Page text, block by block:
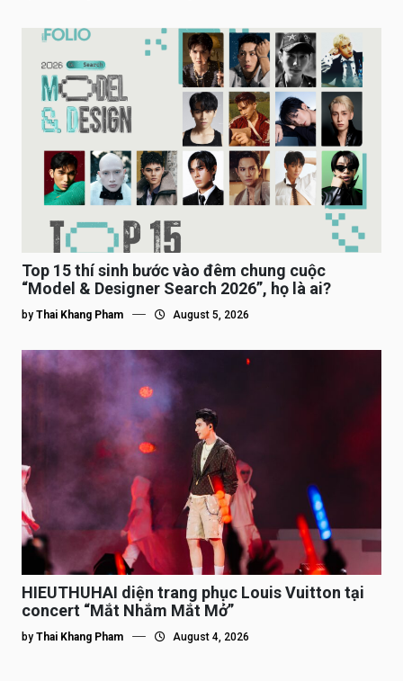
Top 15 thí sinh bước vào đêm chung cuộc
“Model & Designer Search 2026”, họ là ai?
by Thai Khang Pham August 5, 2026
HIEUTHUHAI diện trang phục Louis Vuitton tại
concert “Mắt Nhắm Mắt Mở”
by Thai Khang Pham August 4, 2026